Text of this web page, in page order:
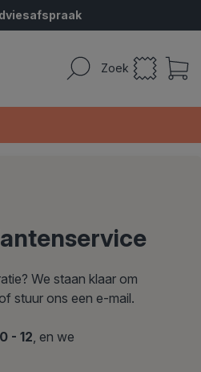
Zoek
We staan klaar om
stuur ons een e-mail.
- 12 , en we